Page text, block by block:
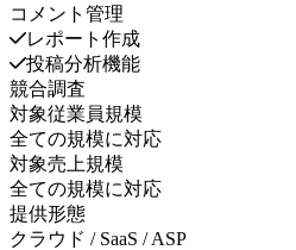
コメント管理
レポート作成
投稿分析機能
競合調査
対象従業員規模
全ての規模に対応
対象売上規模
全ての規模に対応
提供形態
クラウド / SaaS / ASP